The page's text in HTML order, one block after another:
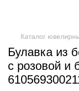
Каталог
Булавка из
с розовой и